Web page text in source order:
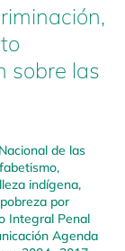
sobre las
de las
,
indígena,
por
Integral Penal
Agenda